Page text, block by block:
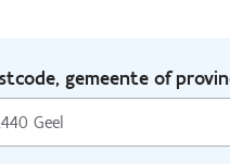
gemeente of